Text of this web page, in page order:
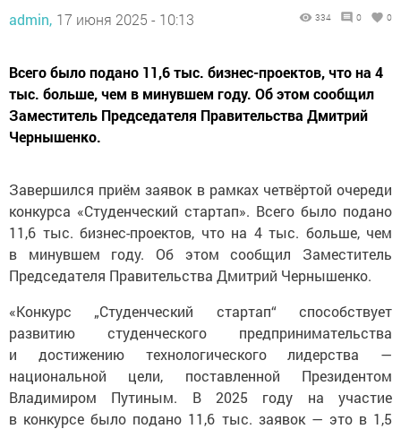
admin, 17 июня 2025 - 10:13 334 0 0
Всего было подано 11,6 тыс. бизнес-проектов, что на 4
тыс. больше, чем в минувшем году. Об этом сообщил
Заместитель Председателя Правительства Дмитрий
Чернышенко.
Завершился приём заявок в рамках четвёртой очереди
конкурса «Студенческий стартап». Всего было подано
11,6 тыс. бизнес-проектов, что на 4 тыс. больше, чем
в минувшем году. Об этом сообщил Заместитель
Председателя Правительства Дмитрий Чернышенко.
«Конкурс „Студенческий стартап“ способствует
развитию студенческого предпринимательства
и достижению технологического лидерства —
национальной цели, поставленной Президентом
Владимиром Путиным. В 2025 году на участие
в конкурсе было подано 11,6 тыс. заявок — это в 1,5